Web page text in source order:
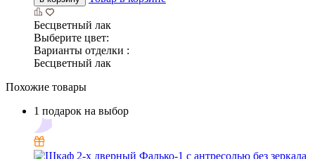
Бесцветный лак
Выберите цвет:
Варианты отделки :
Бесцветный лак
Похожие товары
1 подарок на выбор